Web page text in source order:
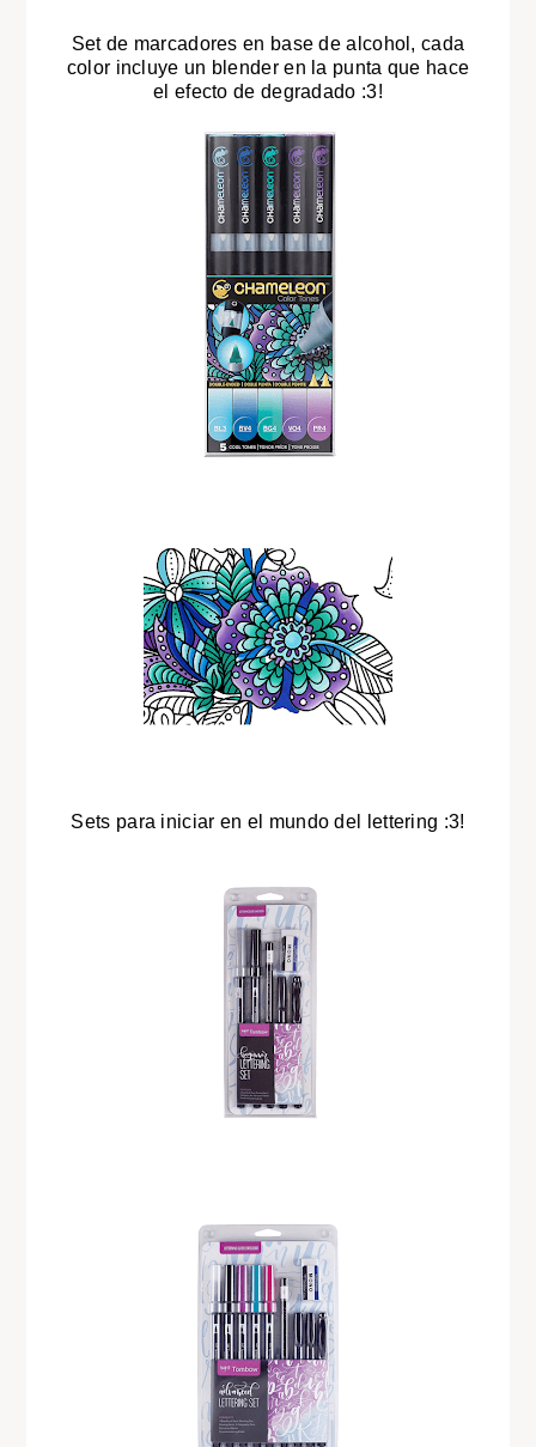
Set de marcadores en base de alcohol, cada
color incluye un blender en la punta que hace
el efecto de degradado :3!
Sets para iniciar en el mundo del lettering :3!